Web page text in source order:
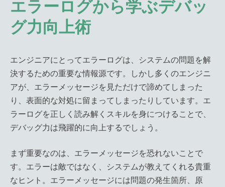
エラーログから学ぶデバッ
グ力向上術
エンジニアにとってエラーログは、システムの問題を解
決するための重要な情報源です。しかし多くのエンジニ
アが、エラーメッセージを見ただけで諦めてしまった
り、表面的な対処に留まってしまったりしています。エ
ラーログを正しく読み解くスキルを身につけることで、
デバッグ力は飛躍的に向上するでしょう。
まず重要なのは、エラーメッセージを恐れないことで
す。エラーは敵ではなく、システムが教えてくれる貴重
なヒント。エラーメッセージには問題の発生箇所、原